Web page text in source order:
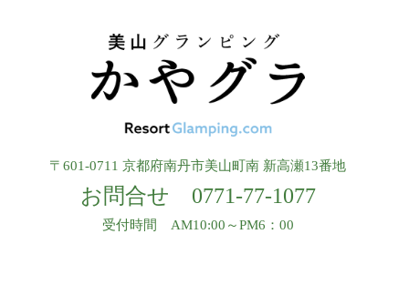
〒601-0711 京都府南丹市美山町南 新高瀬13番地
お問合せ 0771-77-1077
受付時間 AM10:00～PM6：00